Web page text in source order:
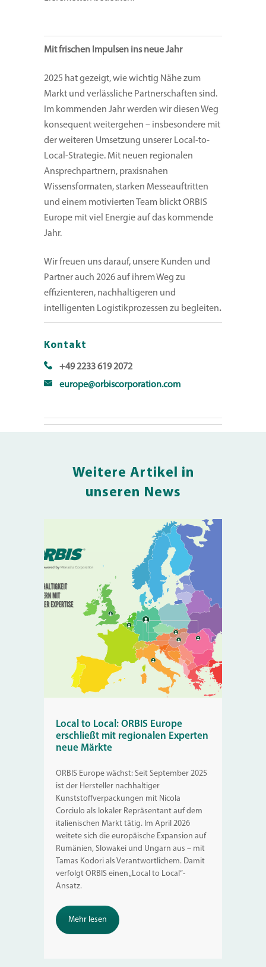
Mit frischen Impulsen ins neue Jahr
2025 hat gezeigt, wie wichtig Nähe zum
Markt und verlässliche Partnerschaften sind.
Im kommenden Jahr werden wir diesen Weg
konsequent weitergehen – insbesondere mit
der weiteren Umsetzung unserer Local-to-
Local-Strategie. Mit neuen regionalen
Ansprechpartnern, praxisnahen
Wissensformaten, starken Messeauftritten
und einem motivierten Team blickt ORBIS
Europe mit viel Energie auf das kommende
Jahr.
Wir freuen uns darauf, unsere Kunden und
Partner auch 2026 auf ihrem Weg zu
effizienteren, nachhaltigeren und
intelligenten Logistikprozessen zu begleiten.
Kontakt
+49 2233 619 2072
europe@orbiscorporation.com
Weitere Artikel in
unseren News
Local to Local: ORBIS Europe
erschließt mit regionalen Experten
neue Märkte
ORBIS Europe wächst: Seit September 2025
ist der Hersteller nachhaltiger
Kunststoffverpackungen mit Nicola
Corciulo als lokaler Repräsentant auf dem
italienischen Markt tätig. Im April 2026
weitete sich die europäische Expansion auf
Rumänien, Slowakei und Ungarn aus – mit
Tamas Kodori als Verantwortlichem. Damit
verfolgt ORBIS einen „Local to Local“-
Ansatz.
Mehr lesen